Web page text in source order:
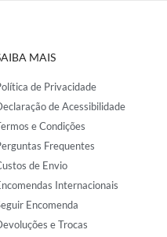
MAIS
de Privacidade
de Acessibilidade
e Condições
Frequentes
de Envio
Internacionais
Encomenda
e Trocas